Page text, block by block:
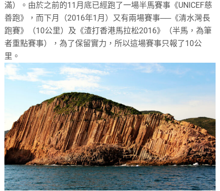
滿）。由於之前的11月底已經跑了一場半馬賽事《UNICEF慈
善跑》，而下月（2016年1月）又有兩場賽事──《清水灣長
跑賽》（10公里）及《渣打香港馬拉松2016》（半馬，為筆
者重點賽事），為了保留實力，所以這場賽事只報了10公
里。